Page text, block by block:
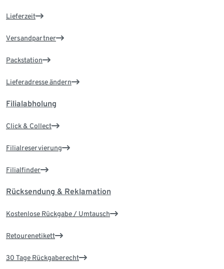
Lieferzeit
Versandpartner
Packstation
Lieferadresse ändern
Filialabholung
Click & Collect
Filialreservierung
Filialfinder
Rücksendung & Reklamation
Kostenlose Rückgabe / Umtausch
Retourenetikett
30 Tage Rückgaberecht